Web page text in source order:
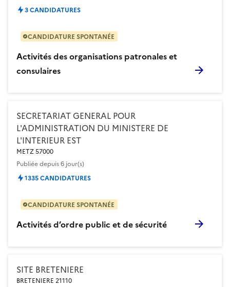
Activités des organisations patronales et
consulaires
3 CANDIDATURES
CANDIDATURE SPONTANÉE
Activités d’ordre public et de sécurité
SECRETARIAT GENERAL POUR
L'ADMINISTRATION DU MINISTERE DE
L'INTERIEUR EST
METZ 57000
Publiéedepuis 6 jour(s)
1335 CANDIDATURES
CANDIDATURE SPONTANÉE
SITE BRETENIERE
BRETENIERE 21110